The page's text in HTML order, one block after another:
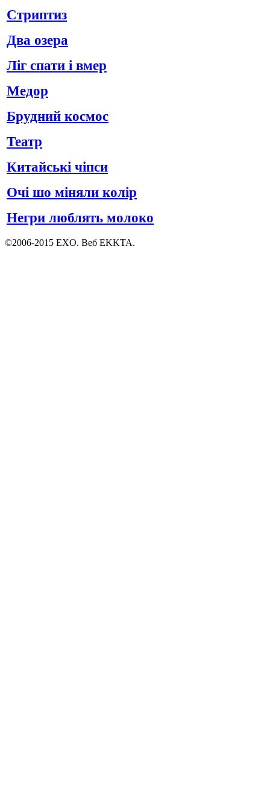
Стриптиз
Два озера
Ліг спати і вмер
Медор
Брудний космос
Театр
Китайські чіпси
Очі шо міняли колір
Негри люблять молоко
©2006-2015 EXO. Веб EKKTA.